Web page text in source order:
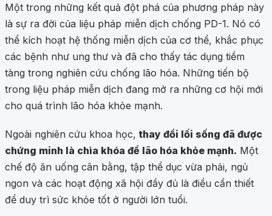
Một trong những kết quả đột phá của phương pháp này
là sự ra đời của liệu pháp miễn dịch chống PD-1. Nó có
thể kích hoạt hệ thống miễn dịch của cơ thể, khắc phục
các bệnh như ung thư và đã cho thấy tác dụng tiềm
tàng trong nghiên cứu chống lão hóa. Những tiến bộ
trong liệu pháp miễn dịch đang mở ra những cơ hội mới
cho quá trình lão hóa khỏe mạnh.
Ngoài nghiên cứu khoa học, thay đổi lối sống đã được
chứng minh là chìa khóa để lão hóa khỏe mạnh. Một
chế độ ăn uống cân bằng, tập thể dục vừa phải, ngủ
ngon và các hoạt động xã hội đầy đủ là điều cần thiết
để duy trì sức khỏe tốt ở người lớn tuổi.